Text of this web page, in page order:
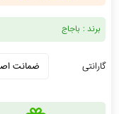
برند : باجاج
گارانتی